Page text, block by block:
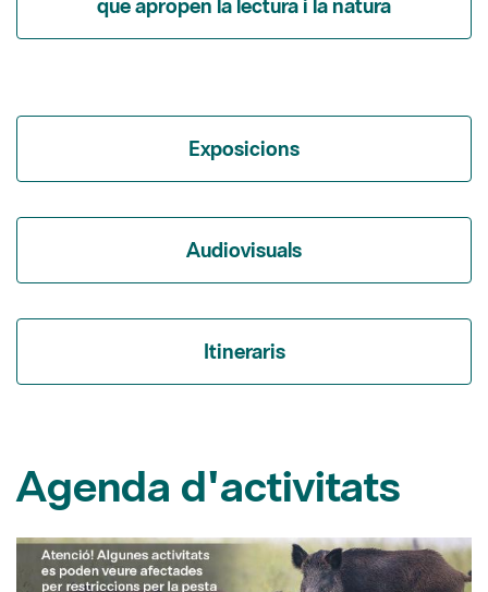
que apropen la lectura i la natura
Exposicions
Audiovisuals
Itineraris
Agenda d'activitats